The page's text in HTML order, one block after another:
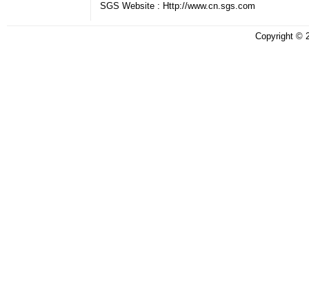
SGS Website : Http://www.cn.sgs.com
Copyright ©